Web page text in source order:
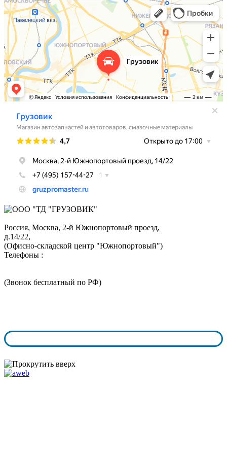
Россия, Москва, 2-й Южнопортовый проезд,
д.14/22,
(Офисно-складской центр "Южнопортовый")
Телефоны :
(Звонок бесплатный по РФ)